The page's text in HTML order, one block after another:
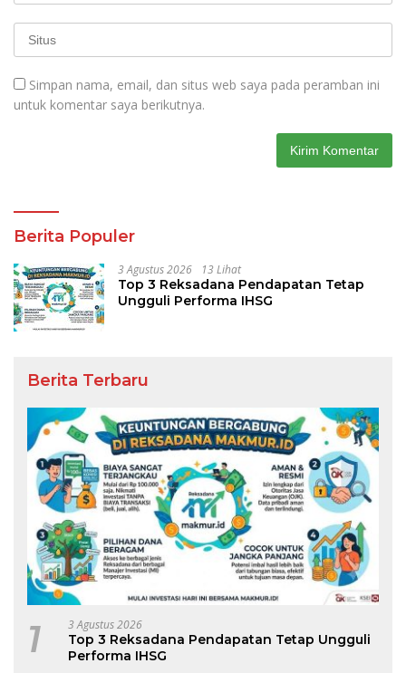
Simpan nama, email, dan situs web saya pada peramban ini
untuk komentar saya berikutnya.
Berita Populer
3 Agustus 2026 13 Lihat
Top 3 Reksadana Pendapatan Tetap
Ungguli Performa IHSG
Berita Terbaru
1 3 Agustus 2026
Top 3 Reksadana Pendapatan Tetap Ungguli
Performa IHSG